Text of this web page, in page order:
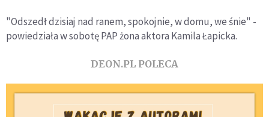
"Odszedł dzisiaj nad ranem, spokojnie, w domu, we śnie" -
powiedziała w sobotę PAP żona aktora Kamila Łapicka.
DEON.PL POLECA